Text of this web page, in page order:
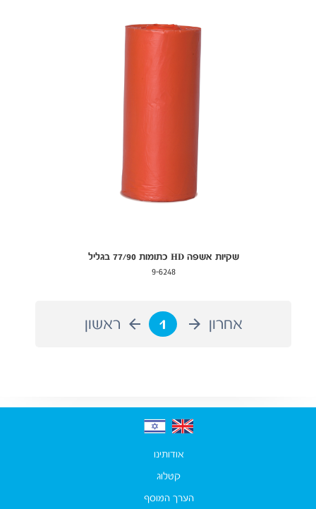
שקיות אשפה HD כתומות 77/90 בגליל
9-6248
ראשון 1 אחרון
אודותינו
קטלוג
הערך המוסף